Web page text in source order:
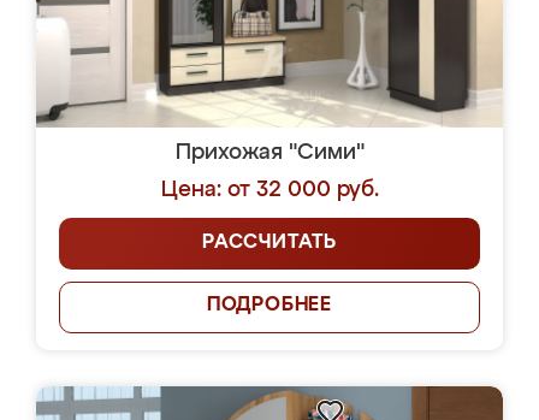
Прихожая "Сими"
Цена: от 32 000 руб.
РАССЧИТАТЬ
ПОДРОБНЕЕ